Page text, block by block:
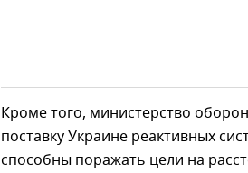
Кроме того, министерство
поставку Украине реактивных
способны поражать цели на